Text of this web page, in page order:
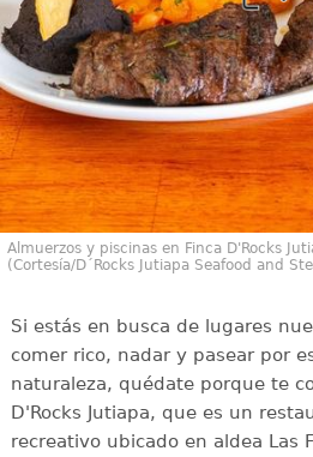
Almuerzos y piscinas en Finca D'Rocks
(Cortesía/D´Rocks Jutiapa Seafood and
Si estás en busca de lugares
comer rico, nadar y pasear por
naturaleza, quédate porque te
D'Rocks Jutiapa, que es un
recreativo ubicado en aldea Las